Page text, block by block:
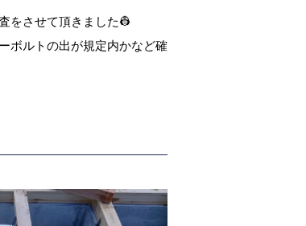
をさせて頂きました👷
ボルトの出が規定内かなど確